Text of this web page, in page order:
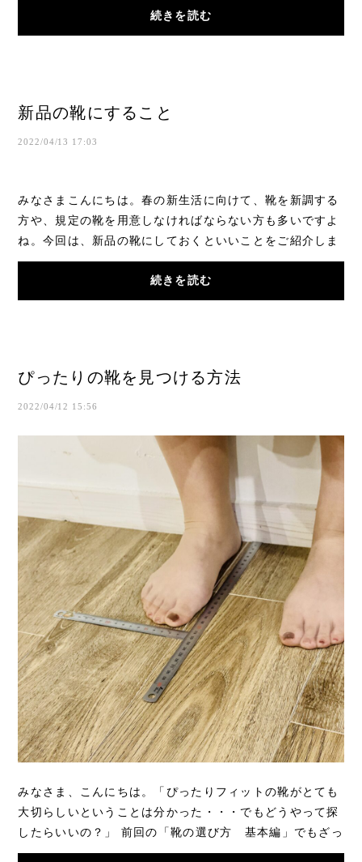
続きを読む
新品の靴にすること
2022/04/13 17:03
みなさまこんにちは。春の新生活に向けて、靴を新調する
方や、規定の靴を用意しなければならない方も多いですよ
ね。今回は、新品の靴にしておくといいことをご紹介しま
す(*’▽’*)（足に合う靴を選んだ上で行うとい...
続きを読む
ぴったりの靴を見つける方法
2022/04/12 15:56
みなさま、こんにちは。「ぴったりフィットの靴がとても
大切らしいということは分かった・・・でもどうやって探
したらいいの？」 前回の「靴の選び方 基本編」でもざっ
くりと紹介しましたが改めて、確実な...